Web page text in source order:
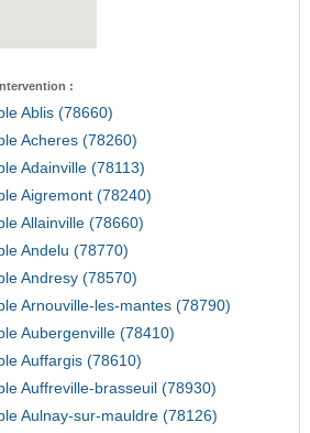
:
Ablis (78660)
Acheres (78260)
Adainville (78113)
Aigremont (78240)
Allainville (78660)
Andelu (78770)
Andresy (78570)
Arnouville-les-mantes (78790)
Aubergenville (78410)
Auffargis (78610)
Auffreville-brasseuil (78930)
Aulnay-sur-mauldre (78126)